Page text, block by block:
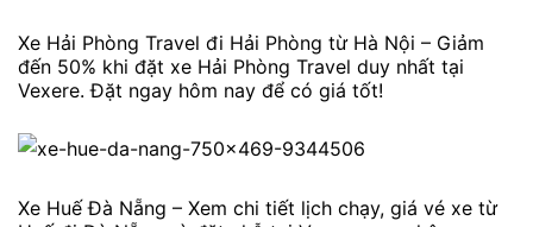
Xe Hải Phòng Travel đi Hải Phòng từ Hà Nội – Giảm
đến 50% khi đặt xe Hải Phòng Travel duy nhất tại
Vexere. Đặt ngay hôm nay để có giá tốt!
Xe Huế Đà Nẵng – Xem chi tiết lịch chạy, giá vé xe từ